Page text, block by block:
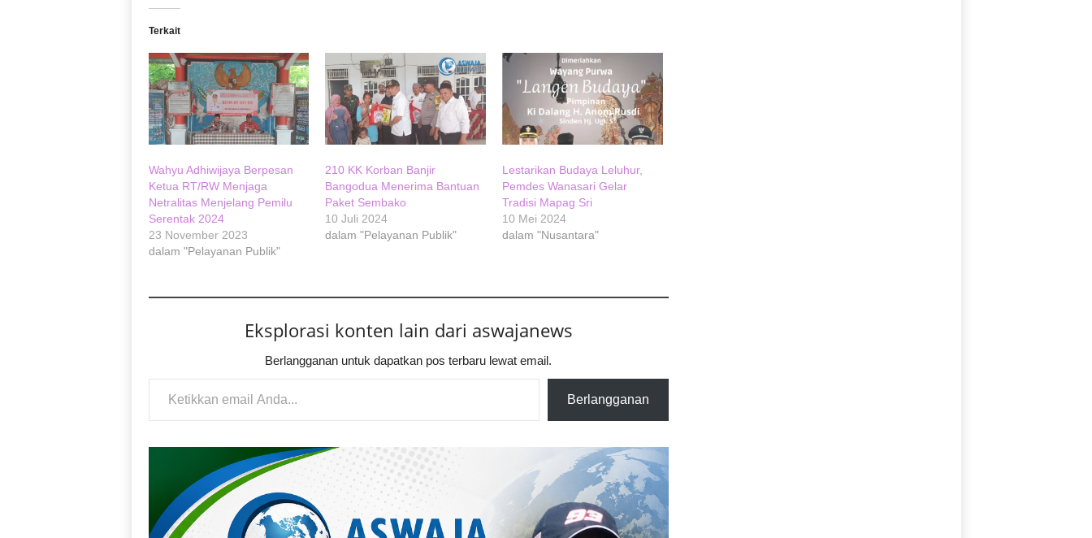
Terkait
Wahyu Adhiwijaya Berpesan
Ketua RT/RW Menjaga
Netralitas Menjelang Pemilu
Serentak 2024
23 November 2023
dalam "Pelayanan Publik"
210 KK Korban Banjir
Bangodua Menerima Bantuan
Paket Sembako
10 Juli 2024
dalam "Pelayanan Publik"
Lestarikan Budaya Leluhur,
Pemdes Wanasari Gelar
Tradisi Mapag Sri
10 Mei 2024
dalam "Nusantara"
Eksplorasi konten lain dari aswajanews
Berlangganan untuk dapatkan pos terbaru lewat email.
Ketikkan email Anda...
Berlangganan